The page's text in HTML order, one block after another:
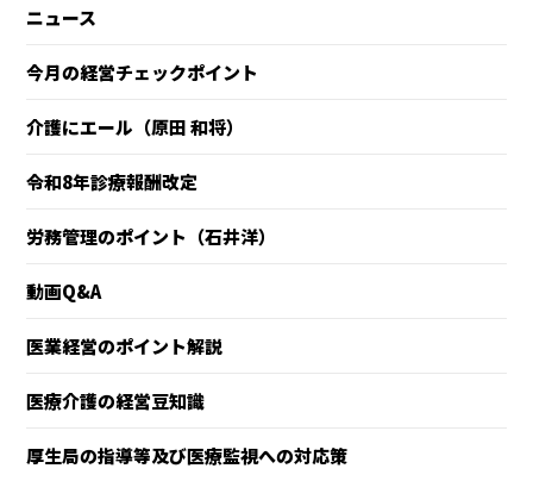
ニュース
今月の経営チェックポイント
介護にエール（原田 和将）
令和8年診療報酬改定
労務管理のポイント（石井洋）
動画Q&A
医業経営のポイント解説
医療介護の経営豆知識
厚生局の指導等及び医療監視への対応策